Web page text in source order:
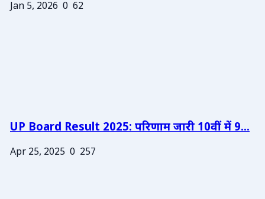
Jan 5, 2026 0 62
UP Board Result 2025: परिणाम जारी 10वीं में 9...
Apr 25, 2025 0 257